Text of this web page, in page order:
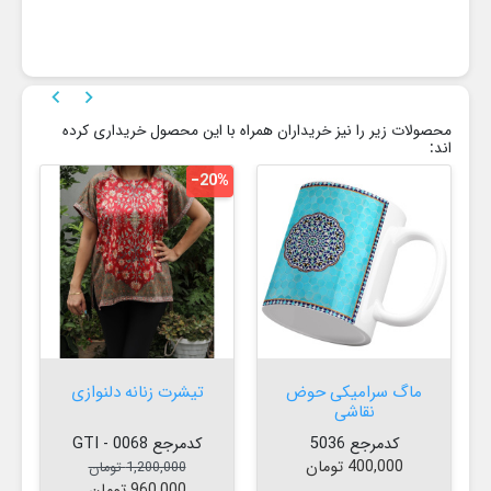
محصولات زیر را نیز خریداران همراه با این محصول خریداری کرده
اند:

ماگ سرامیکی حوض
نقاشی
کدمرجع 5036
قیمت
400,000 تومان
تیشرت زنانه دلنوازی
کدمرجع 0068 - GTI
قیمت عادی
1,200,000 تومان
قیمت
‎−20%
